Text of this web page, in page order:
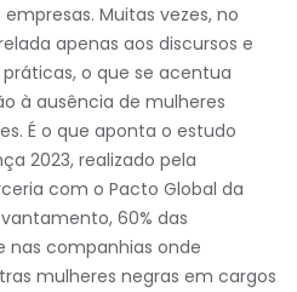
Muitas vezes, no
apenas aos discursos e
o que se acentua
à ausência de mulheres
É o que aponta o estudo
2023, realizado pela
com o Pacto Global da
60% das
companhias onde
mulheres negras em cargos